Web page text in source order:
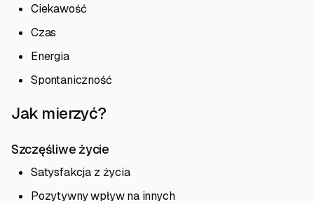
Ciekawość
Czas
Energia
Spontaniczność
Jak mierzyć?
Szczęśliwe życie
Satysfakcja z życia
Pozytywny wpływ na innych